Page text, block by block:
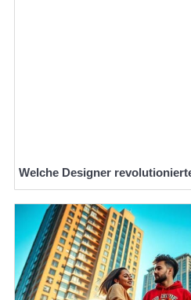
Welche Designer